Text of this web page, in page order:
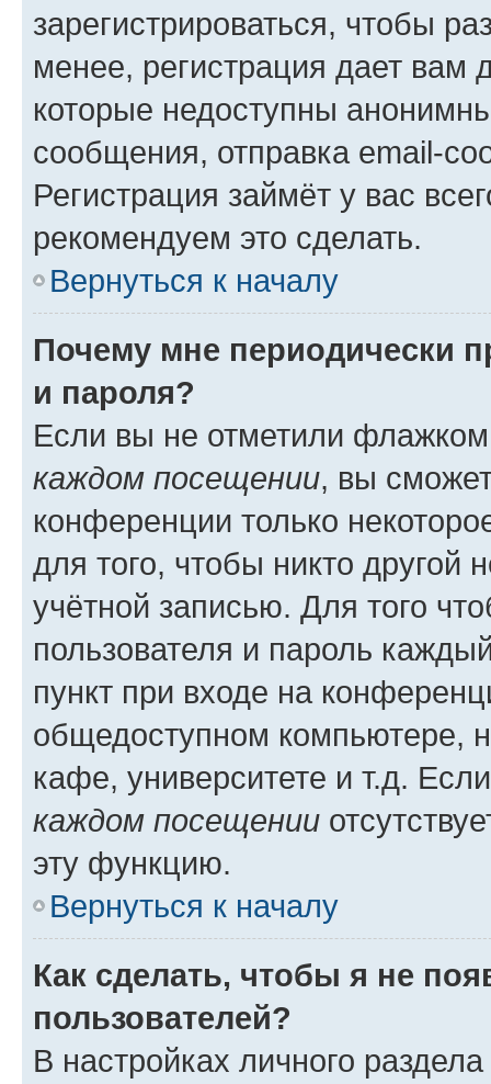
зарегистрироваться, чтобы
менее, регистрация дает вам
которые недоступны
сообщения, отправка email-
Регистрация займёт у вас
рекомендуем это сделать.
Вернуться к началу
Почему мне периодически
и пароля?
Если вы не отметили
каждом посещении, вы
конференции только
для того, чтобы никто другой
учётной записью. Для того
пользователя и пароль
пункт при входе на
общедоступном компьютере,
кафе, университете и т.д.
каждом посещении
эту функцию.
Вернуться к началу
Как сделать, чтобы я не
пользователей?
В настройках личного